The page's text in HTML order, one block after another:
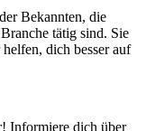
Bekannten, die
tätig sind. Sie
dich besser auf
Informiere dich über